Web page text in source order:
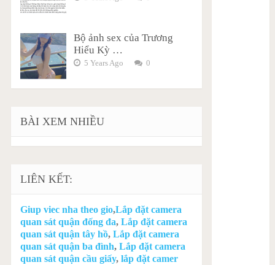
Bộ ảnh sex của Trương
Hiểu Kỳ …
5 Years Ago 0
BÀI XEM NHIỀU
LIÊN KẾT:
Giup viec nha theo gio,Lắp đặt camera
quan sát quận đống đa, Lắp đặt camera
quan sát quận tây hồ, Lắp đặt camera
quan sát quận ba đình, Lắp đặt camera
quan sát quận cầu giấy, lắp đặt camer